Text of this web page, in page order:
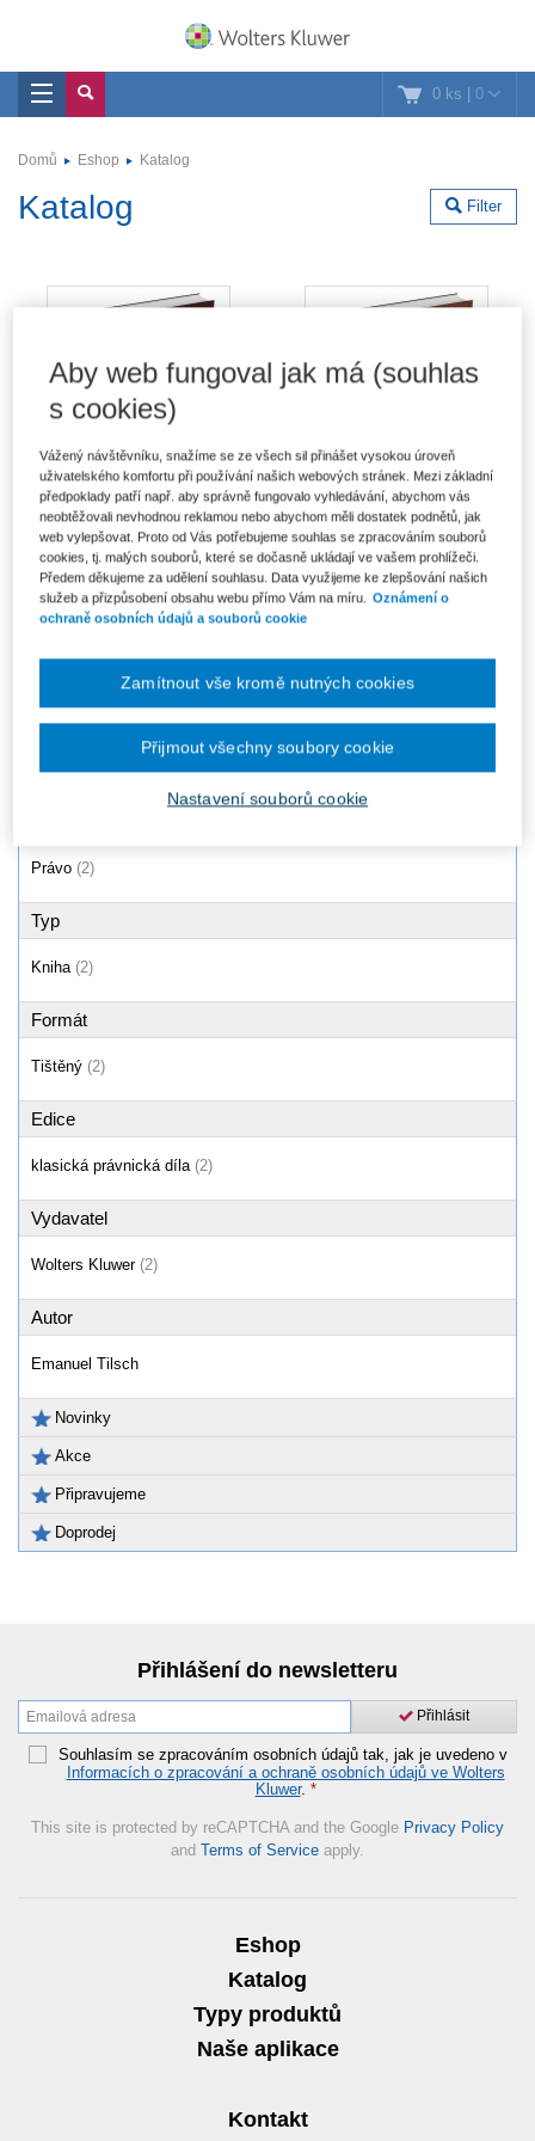
0 ks | 0
Domů Eshop Katalog
Filter
Katalog
Dědické právo rakouské se
stanoviska srovnávací vědy
právní
569 Kč
Občanské právo, Část
všeobecná
637 Kč
Produkty1 - 2 / 2
Právo (2)
Typ
Kniha (2)
Formát
Tištěný (2)
Edice
klasická právnická díla (2)
Vydavatel
Wolters Kluwer (2)
Autor
Emanuel Tilsch
Novinky
Akce
Připravujeme
Doprodej
Přihlášení do newsletteru
Přihlásit
Souhlasím se zpracováním osobních údajů tak, jak je uvedeno v
Informacích o zpracování a ochraně osobních údajů ve Wolters
Kluwer. *
This site is protected by reCAPTCHA and the Google Privacy Policy
and Terms of Service apply.
Eshop
Katalog
Typy produktů
Naše aplikace
Kontakt
Aby web fungoval jak má (souhlas
s cookies)
Vážený návštěvníku, snažíme se ze všech sil přinášet vysokou úroveň
uživatelského komfortu při používání našich webových stránek. Mezi základní
předpoklady patří např. aby správně fungovalo vyhledávání, abychom vás
neobtěžovali nevhodnou reklamou nebo abychom měli dostatek podnětů, jak
web vylepšovat. Proto od Vás potřebujeme souhlas se zpracováním souborů
cookies, tj. malých souborů, které se dočasně ukládají ve vašem prohlížeči.
Předem děkujeme za udělení souhlasu. Data využijeme ke zlepšování našich
služeb a přizpůsobení obsahu webu přímo Vám na míru. Oznámení o
ochraně osobních údajů a souborů cookie
Nastavení souborů cookie
Zamítnout vše kromě nutných cookies
Přijmout všechny soubory cookie